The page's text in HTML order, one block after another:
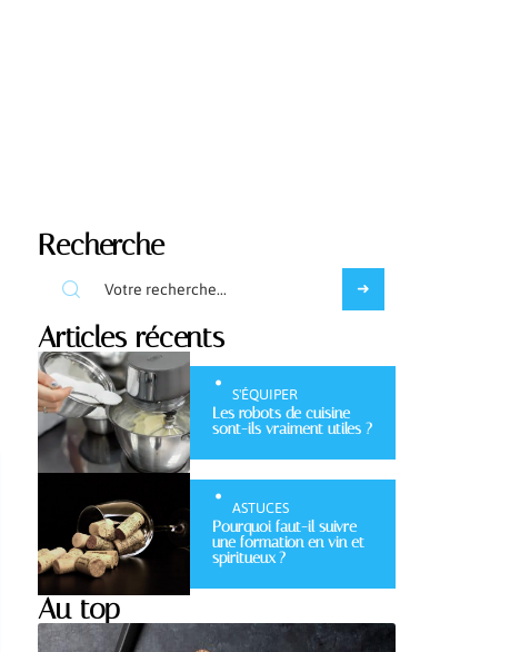
Recherche
Articles récents
S'ÉQUIPER
Les robots de cuisine
sont-ils vraiment utiles ?
ASTUCES
Pourquoi faut-il suivre
une formation en vin et
spiritueux ?
Au top